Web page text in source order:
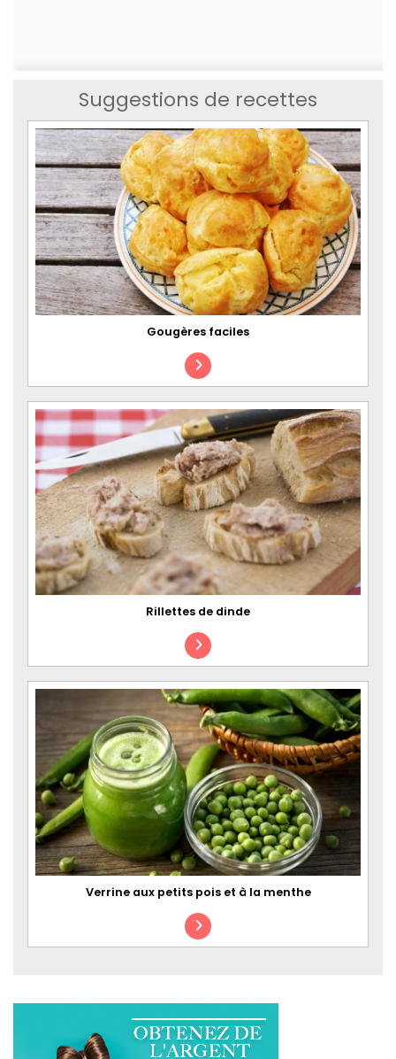
Suggestions de recettes
Gougères faciles
Rillettes de dinde
Verrine aux petits pois et à la menthe